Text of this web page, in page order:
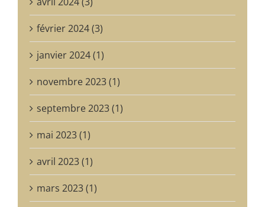
février 2024 (3)
janvier 2024 (1)
novembre 2023 (1)
septembre 2023 (1)
mai 2023 (1)
avril 2023 (1)
mars 2023 (1)